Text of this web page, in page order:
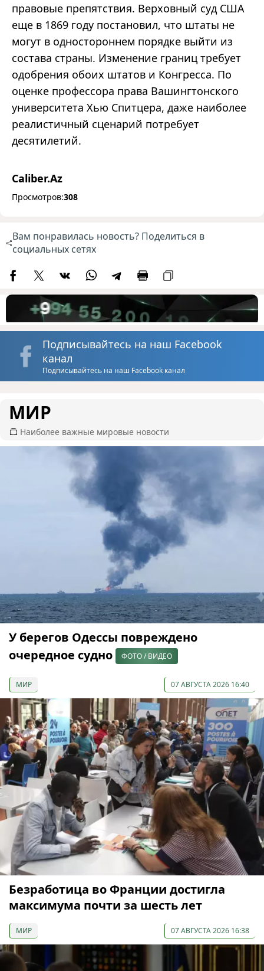
правовые препятствия. Верховный суд США
еще в 1869 году постановил, что штаты не
могут в одностороннем порядке выйти из
состава страны. Изменение границ требует
одобрения обоих штатов и Конгресса. По
оценке профессора права Вашингтонского
университета Хью Спитцера, даже наиболее
реалистичный сценарий потребует
десятилетий.
Caliber.Az
Просмотров:308
Вам понравилась новость? Поделиться в
социальных сетях
Подписывайтесь на наш Facebook
канал
Подписывайтесь на наш Facebook канал
МИР
Наиболее важные мировые новости
У берегов Одессы повреждено
очередное судно
ФОТО / ВИДЕО
МИР 07 АВГУСТА 2026 16:40
Безработица во Франции достигла
максимума почти за шесть лет
МИР 07 АВГУСТА 2026 16:38